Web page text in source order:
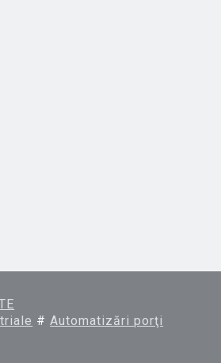
#Automatizări porţi